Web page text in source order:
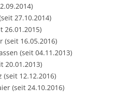
27.10.2014)
26.01.2015)
(seit 16.05.2016)
(seit 04.11.2013)
20.01.2013)
(seit 12.12.2016)
(seit 24.10.2016)